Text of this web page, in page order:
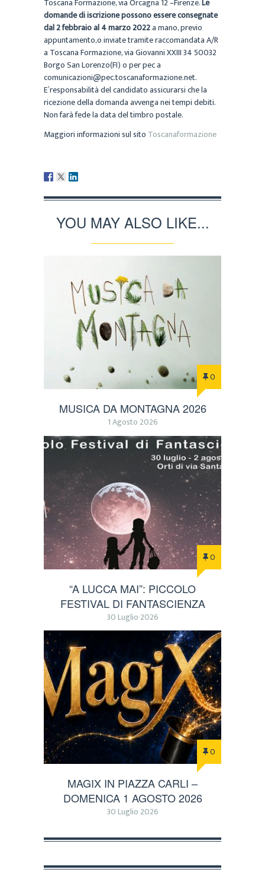
domande di iscrizione possono essere consegnate
dal 2 febbraio al 4 marzo 2022a mano, previo
appuntamento,o inviate tramite raccomandata A/R
a Toscana Formazione, via Giovanni XXIII 34 50032
Borgo San Lorenzo(FI) o per pec a
comunicazioni@pec.toscanaformazione.net.
E’responsabilità del candidato assicurarsi che la
ricezione della domanda avvenga nei tempi debiti.
Non farà fede la data del timbro postale.
Maggiori informazioni sul sito Toscanaformazione
YOU MAY ALSO LIKE...
0
MUSICA DA MONTAGNA 2026
1 Agosto 2026
0
“A LUCCA MAI”: PICCOLO
FESTIVAL DI FANTASCIENZA
30 Luglio 2026
0
MAGIX IN PIAZZA CARLI –
DOMENICA 1 AGOSTO 2026
30 Luglio 2026